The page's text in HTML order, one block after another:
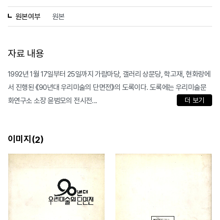
원본여부 원본
자료 내용
1992년 1월 17일부터 25일까지 가람마당, 갤러리 상문당, 학고재, 현화랑에
서 진행된 《90년대 우리미술의 단면전》의 도록이다. 도록에는 우리미술문
화연구소 소장 윤범모의 전시전...
더 보기
이미지(2)